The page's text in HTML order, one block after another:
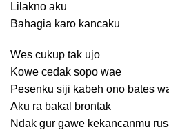
Lilakno aku
Bahagia karo kancaku
Wes cukup tak ujo
Kowe cedak sopo wae
Pesenku siji kabeh ono bates
Aku ra bakal brontak
Ndak gur gawe kekancanmu